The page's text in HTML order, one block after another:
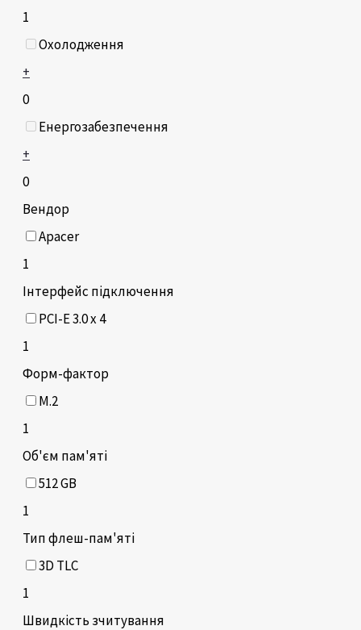
1
Охолодження
+
0
Енергозабезпечення
+
0
Вендор
Apacer
1
Інтерфейс підключення
PCI-E 3.0 x 4
1
Форм-фактор
M.2
1
Об'єм пам'яті
512 GB
1
Тип флеш-пам'яті
3D TLC
1
Швидкість зчитування